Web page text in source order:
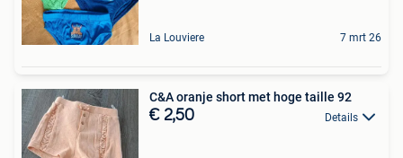
La Louviere 7 mrt 26
C&A oranje short met hoge taille 92
€ 2,50 Details